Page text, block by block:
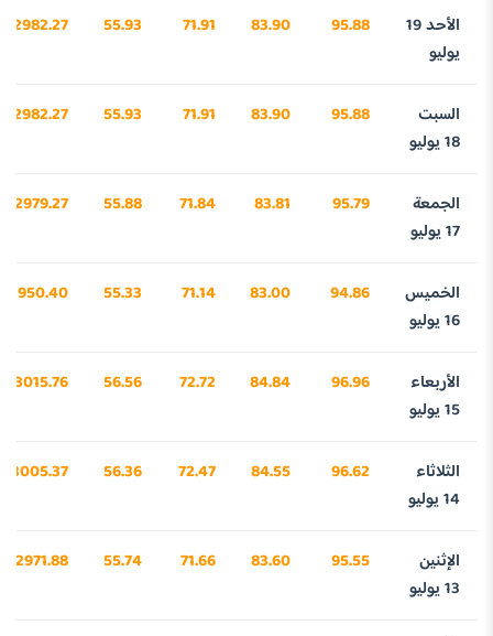
الأحد 19
يوليو
95.88
83.90
71.91
55.93
2982.27
السبت
18 يوليو
95.88
83.90
71.91
55.93
2982.27
الجمعة
17 يوليو
95.79
83.81
71.84
55.88
2979.27
الخميس
16 يوليو
94.86
83.00
71.14
55.33
2950.40
الأربعاء
15 يوليو
96.96
84.84
72.72
56.56
3015.76
الثلاثاء
14 يوليو
96.62
84.55
72.47
56.36
3005.37
الإثنين
13 يوليو
95.55
83.60
71.66
55.74
2971.88